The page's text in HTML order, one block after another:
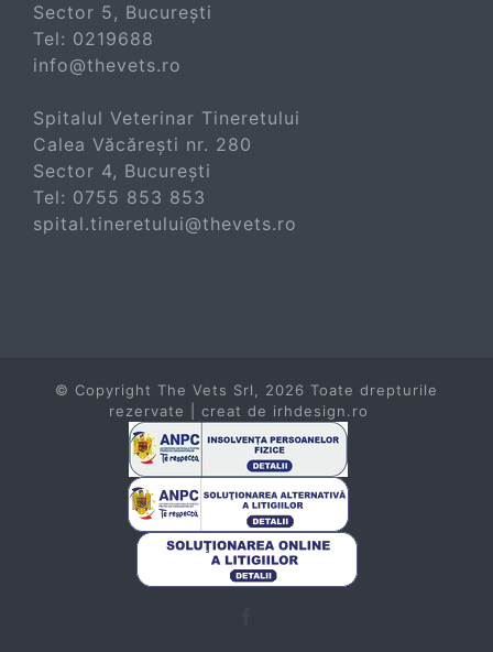
Sector 5, București
Tel: 0219688
info@thevets.ro
Spitalul Veterinar Tineretului
Calea Văcărești nr. 280
Sector 4, București
Tel: 0755 853 853
spital.tineretului@thevets.ro
© Copyright The Vets Srl, 2026 Toate drepturile
rezervate | creat de irhdesign.ro